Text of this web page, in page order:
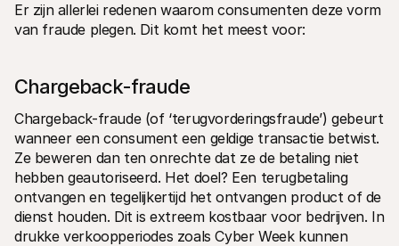
Er zijn allerlei redenen waarom consumenten deze vorm
van fraude plegen. Dit komt het meest voor:
Chargeback-fraude
Chargeback-fraude (of ‘terugvorderingsfraude’) gebeurt
wanneer een consument een geldige transactie betwist.
Ze beweren dan ten onrechte dat ze de betaling niet
hebben geautoriseerd. Het doel? Een terugbetaling
ontvangen en tegelijkertijd het ontvangen product of de
dienst houden. Dit is extreem kostbaar voor bedrijven. In
drukke verkoopperiodes zoals Cyber Week kunnen